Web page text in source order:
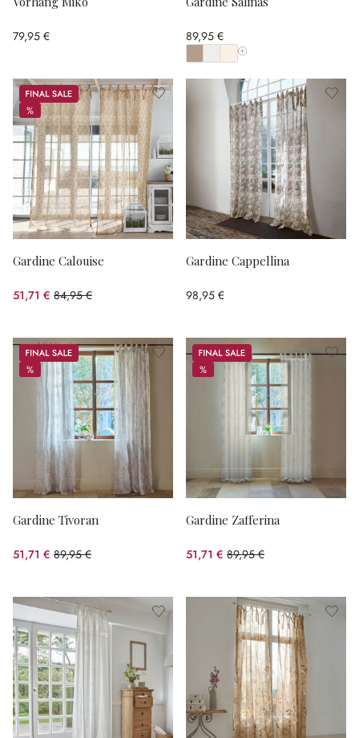
79,95 €
89,95 €
Alle Farben anzeigen
Sale
%
%
Gardine Calouise
51,71 € 84,95 €
(39.13% gespart)
Gardine Cappellina
98,95 €
Sale
%
%
Gardine Tivoran
51,71 € 89,95 €
(42.51% gespart)
Sale
%
%
Gardine Zafferina
51,71 € 89,95 €
(42.51% gespart)